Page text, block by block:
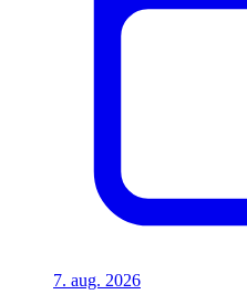
7. aug. 2026